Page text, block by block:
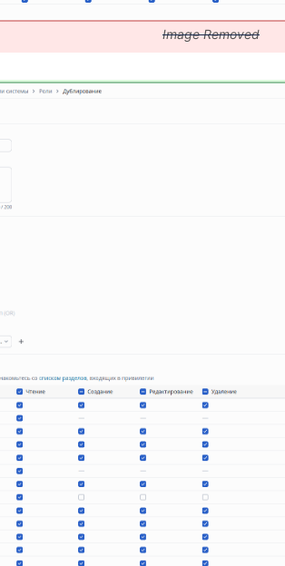
настройки приема событий в rsyslog)
Image Removed